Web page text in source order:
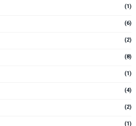
(1)
(6)
(2)
(8)
(1)
(4)
(2)
(1)